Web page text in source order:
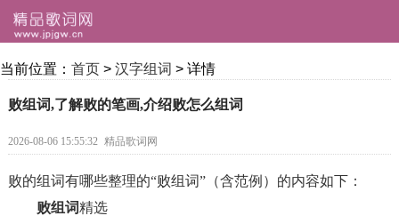
当前位置： 首页 > 汉字组词 > 详情
败组词,了解败的笔画,介绍败怎么组词
2026-08-06 15:55:32 精品歌词网
败的组词有哪些整理的“败组词”（含范例）的内容如下：
败组词精选